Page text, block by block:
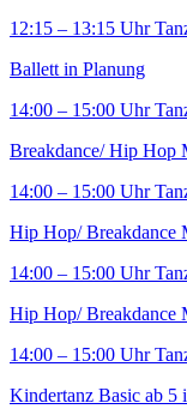
12:15 – 13:15 Uhr
Ballett in Planung
14:00 – 15:00 Uhr
Breakdance/ Hip Hop
14:00 – 15:00 Uhr
Hip Hop/ Breakdance
14:00 – 15:00 Uhr
Hip Hop/ Breakdance
14:00 – 15:00 Uhr
Kindertanz Basic ab 5